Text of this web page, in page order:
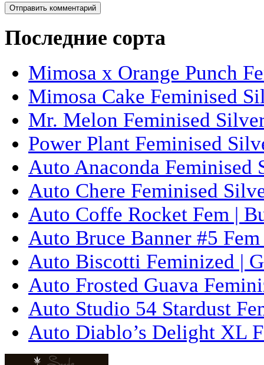
Последние сорта
Mimosa x Orange Punch
Mimosa Cake Feminised
Mr. Melon Feminised
Power Plant Feminised
Auto Anaconda Feminised
Auto Chere Feminised
Auto Coffe Rocket Fem |
Auto Bruce Banner #5
Auto Biscotti Feminized |
Auto Frosted Guava
Auto Studio 54 Stardust
Auto Diablo’s Delight XL